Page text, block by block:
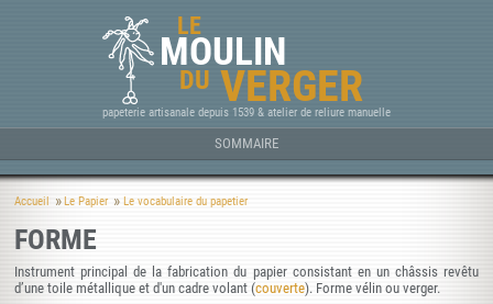
LE
MOULIN
DU VERGER
papeterie artisanale depuis 1539 & atelier de reliure manuelle
SOMMAIRE
Accueil Le Papier Le vocabulaire du papetier
FORME
Instrument principal de la fabrication du papier consistant en un châssis revêtu
d’une toile métallique et d'un cadre volant (couverte). Forme vélin ou verger.